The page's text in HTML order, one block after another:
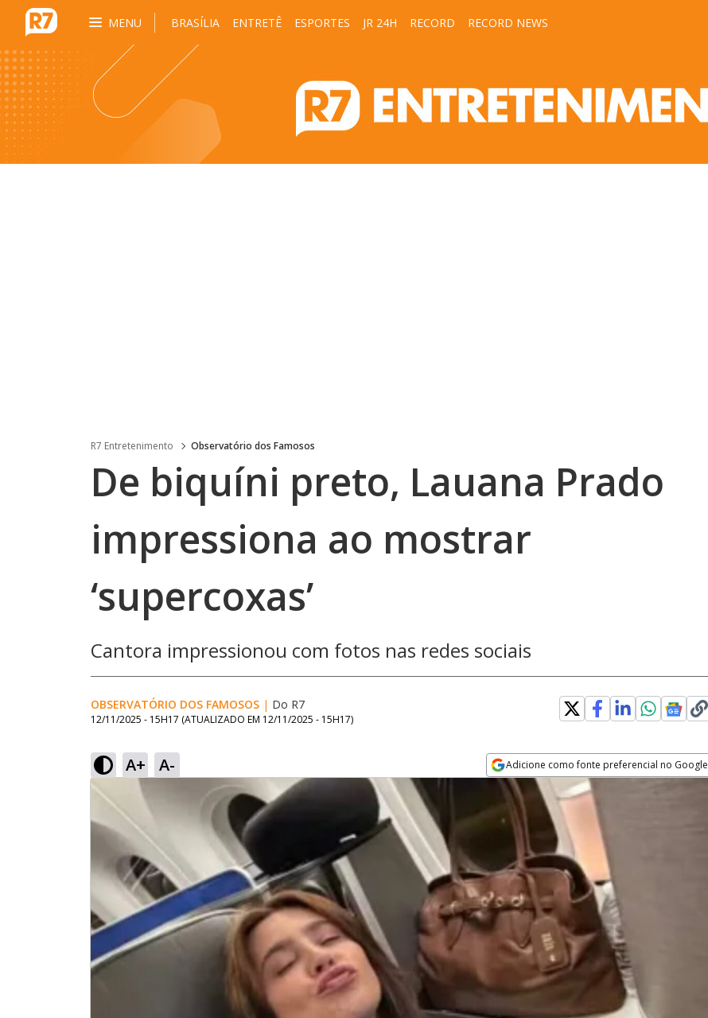
MENU BRASÍLIA ENTRETÊ ESPORTES JR 24H RECORD RECORD NEWS
R7 Entretenimento Observatório dos Famosos
De biquíni preto, Lauana Prado
impressiona ao mostrar
‘supercoxas’
Cantora impressionou com fotos nas redes sociais
OBSERVATÓRIO DOS FAMOSOS | Do R7
12/11/2025 - 15H17 (ATUALIZADO EM 12/11/2025 - 15H17)
A+ A- Adicione como fonte preferencial no Google
Opens in new window